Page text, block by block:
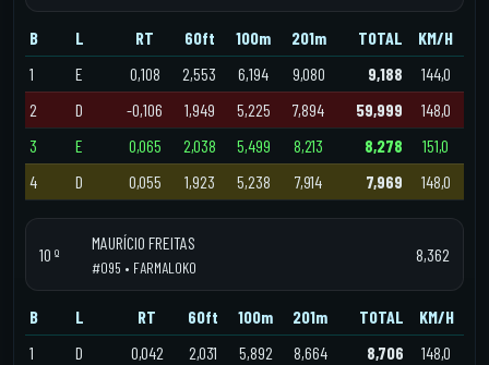
B L RT 60ft 100m 201m TOTAL
KM/H
1
E 0,108 2,553 6,194 9,080 9,188
144,0
2
D -0,106 1,949 5,225 7,894 59,999
148,0
3
E 0,065 2,038 5,499 8,213 8,278
151,0
4
D 0,055 1,923 5,238 7,914 7,969 148,0
10 º
MAURÍCIO FREITAS
#095 • FARMALOKO
8,362
B L RT 60ft 100m 201m TOTAL
KM/H
1
D 0,042 2,031 5,892 8,664 8,706
148,0